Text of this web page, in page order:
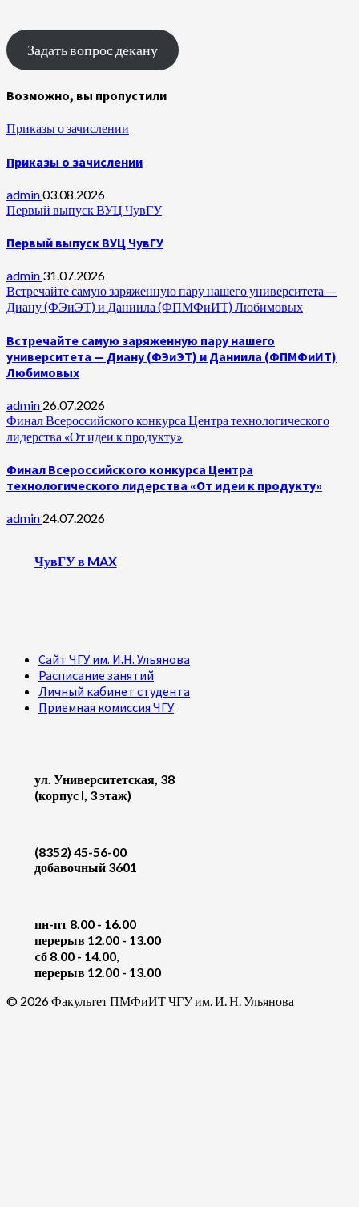
Задать вопрос декану
Возможно, вы пропустили
Приказы о зачислении
Приказы о зачислении
admin03.08.2026
Первый выпуск ВУЦ ЧувГУ
Первый выпуск ВУЦ ЧувГУ
admin 31.07.2026
Встречайте самую заряженную пару нашего университета —
Диану (ФЭиЭТ) и Даниила (ФПМФиИТ) Любимовых
Встречайте самую заряженную пару нашего
университета — Диану (ФЭиЭТ) и Даниила (ФПМФиИТ)
Любимовых
admin 26.07.2026
Финал Всероссийского конкурса Центра технологического
лидерства «От идеи к продукту»
Финал Всероссийского конкурса Центра
технологического лидерства «От идеи к продукту»
admin 24.07.2026
ЧувГУ в MAX
Сайт ЧГУ им. И.Н. Ульянова
Расписание занятий
Личный кабинет студента
Приемная комиссия ЧГУ
ул. Университетская, 38
(корпус I, 3 этаж)
(8352) 45-56-00
добавочный 3601
пн-пт 8.00 - 16.00
перерыв 12.00 - 13.00
cб 8.00 - 14.00,
перерыв 12.00 - 13.00
© 2026 Факультет ПМФиИТ ЧГУ им. И. Н. Ульянова